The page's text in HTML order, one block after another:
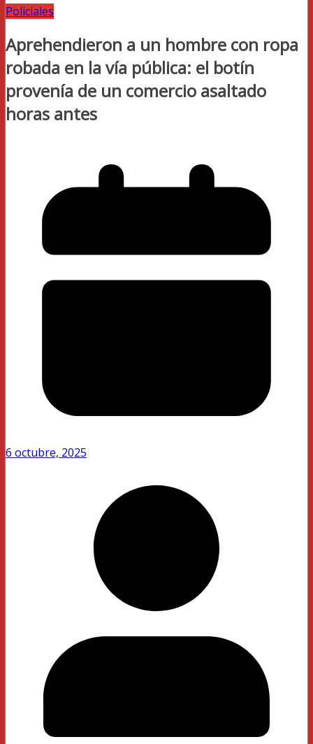
Policiales
Aprehendieron a un hombre con ropa
robada en la vía pública: el botín
provenía de un comercio asaltado
horas antes
6 octubre, 2025